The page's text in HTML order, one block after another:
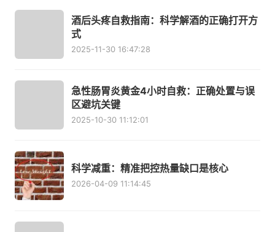
酒后头疼自救指南：科学解酒的正确打开方
式
2025-11-30 16:47:28
急性肠胃炎黄金4小时自救：正确处置与误
区避坑关键
2025-10-30 11:12:01
科学减重：精准把控热量缺口是核心
2026-04-09 11:14:45